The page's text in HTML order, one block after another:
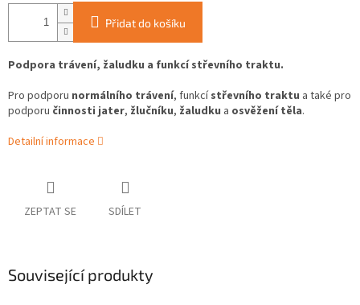
Přidat do košíku
Podpora trávení, žaludku a funkcí střevního traktu.
Pro podporu normálního trávení, funkcí střevního traktu a také pro
podporu činnosti jater, žlučníku, žaludku a osvěžení těla.
Detailní informace
ZEPTAT SE SDÍLET
Související produkty